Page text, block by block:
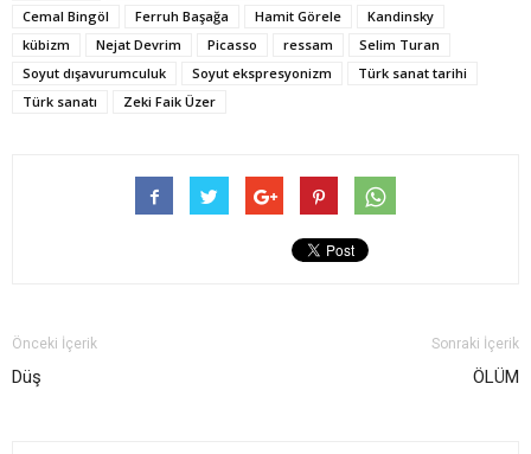
Cemal Bingöl
Ferruh Başağa Hamit Görele
Kandinsky
kübizm
Nejat Devrim Picasso ressam
Selim Turan
Soyut dışavurumculuk
Soyut ekspresyonizm
Türk sanat tarihi
Türk sanatı
Zeki Faik Üzer
Önceki İçerik
Düş
Sonraki İçerik
ÖLÜM